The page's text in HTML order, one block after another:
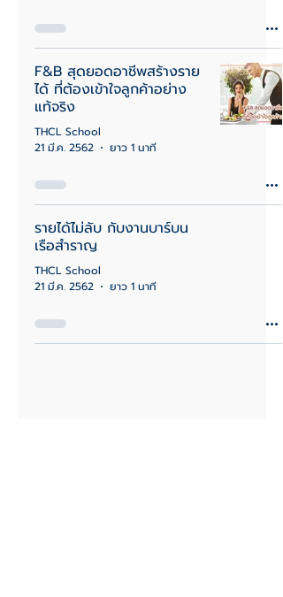
F&B สุดยอดอาชีพสร้างราย
ได้ ที่ต้องเข้าใจลูกค้าอย่าง
แท้จริง
THCL School
21 มี.ค. 2562
ยาว 1 นาที
รายได้ไม่ลับ กับงานบาร์บน
เรือสำราญ
THCL School
21 มี.ค. 2562
ยาว 1 นาที